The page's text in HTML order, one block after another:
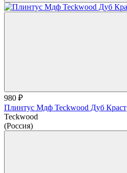
980 ₽
Плинтус Мдф Teckwood Дуб Краст
Teckwood
(Россия)